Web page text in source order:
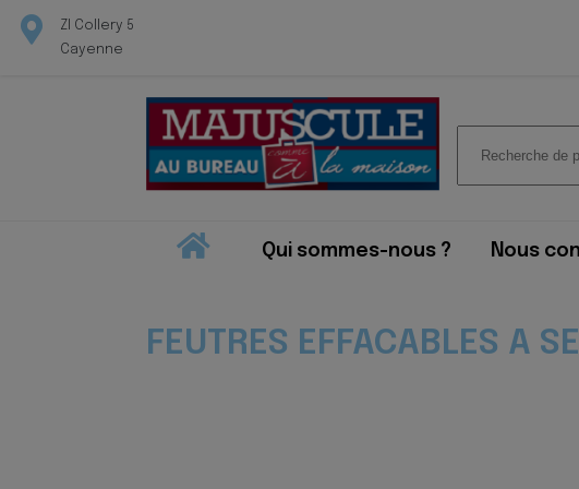
ZI Collery 5
Cayenne
pour :
Qui sommes-nous ? Nous
FEUTRES EFFACABLES A